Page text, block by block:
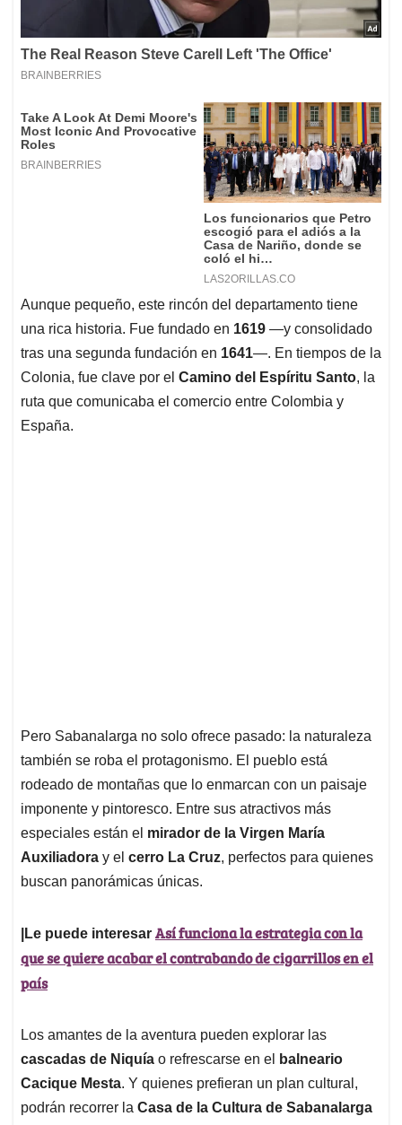
Aunque pequeño, este rincón del departamento tiene
una rica historia. Fue fundado en 1619 —y consolidado
tras una segunda fundación en 1641—. En tiempos de la
Colonia, fue clave por el Camino del Espíritu Santo, la
ruta que comunicaba el comercio entre Colombia y
España.
Pero Sabanalarga no solo ofrece pasado: la naturaleza
también se roba el protagonismo. El pueblo está
rodeado de montañas que lo enmarcan con un paisaje
imponente y pintoresco. Entre sus atractivos más
especiales están el mirador de la Virgen María
Auxiliadora y el cerro La Cruz, perfectos para quienes
buscan panorámicas únicas.
|Le puede interesar Así funciona la estrategia con la
que se quiere acabar el contrabando de cigarrillos en el
país
Los amantes de la aventura pueden explorar las
cascadas de Niquía o refrescarse en el
balneario
Cacique Mesta. Y quienes prefieran un plan cultural,
podrán recorrer la Casa de la Cultura de Sabanalarga